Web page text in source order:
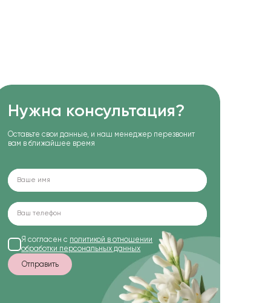
Нужна консультация?
Оставьте свои данные, и наш менеджер перезвонит
вам в ближайшее время
Я согласен с политикой в отношении
обработки персональных данных
Отправить